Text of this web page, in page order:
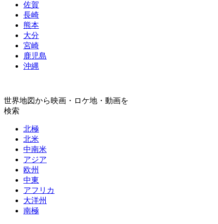
佐賀
長崎
熊本
大分
宮崎
鹿児島
沖縄
世界地図から映画・ロケ地・動画を
検索
北極
北米
中南米
アジア
欧州
中東
アフリカ
大洋州
南極